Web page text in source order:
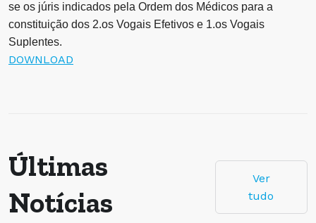
se os júris indicados pela Ordem dos Médicos para a
constituição dos 2.os Vogais Efetivos e 1.os Vogais
Suplentes.
DOWNLOAD
Últimas
Notícias
Ver
tudo